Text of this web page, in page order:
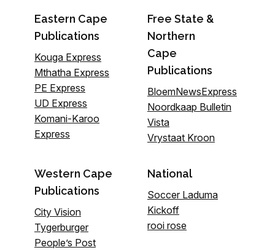
Eastern Cape
Publications
Kouga Express
Mthatha Express
PE Express
UD Express
Komani-Karoo
Express
Free State &
Northern
Cape
Publications
BloemNewsExpress
Noordkaap Bulletin
Vista
Vrystaat Kroon
Western Cape
Publications
City Vision
Tygerburger
People’s Post
National
Soccer Laduma
Kickoff
rooi rose